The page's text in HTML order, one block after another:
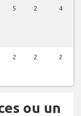
5 2 4
2 2 2
ou un